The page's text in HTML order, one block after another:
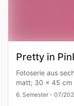
Pretty in
Fotoserie aus
matt; 30 x 45 cm
6. Semester - 07/